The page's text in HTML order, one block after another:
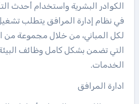
الكوادر البشرية واستخدام أحدث
في نظام إدارة المرافق يتطلب
لكل المباني، من خلال مجموعة
التي تضمن بشكل كامل وظائف
الخدمات.
ادارة المرافق